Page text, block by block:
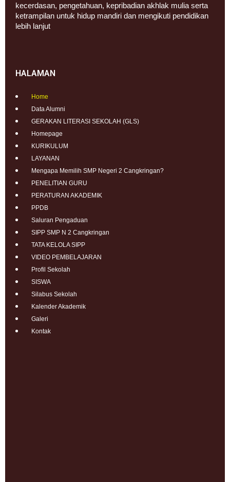
kecerdasan, pengetahuan, kepribadian akhlak mulia serta
ketrampilan untuk hidup mandiri dan mengikuti pendidikan
lebih lanjut
HALAMAN
Home
Data Alumni
GERAKAN LITERASI SEKOLAH (GLS)
Homepage
KURIKULUM
LAYANAN
Mengapa Memilih SMP Negeri 2 Cangkringan?
PENELITIAN GURU
PERATURAN AKADEMIK
PPDB
Saluran Pengaduan
SIPP SMP N 2 Cangkringan
TATA KELOLA SIPP
VIDEO PEMBELAJARAN
Profil Sekolah
SISWA
Silabus Sekolah
Kalender Akademik
Galeri
Kontak